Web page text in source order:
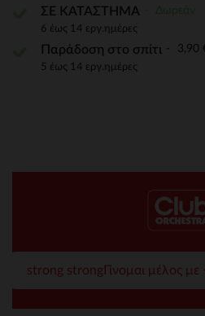
ΣΕ ΚΑΤΑΣΤΗΜΑ
6 έως 14 εργ.ημέρες
Παράδοση στο σπίτι 3,90
5 έως 14 εργ.ημέρες
strong strongΓίνομαι μέλος